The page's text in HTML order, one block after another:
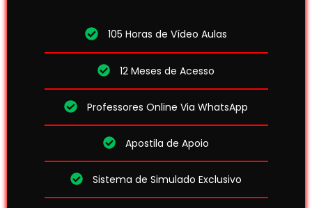
105 Horas de Vídeo Aulas
12 Meses de Acesso
Professores Online Via WhatsApp
Apostila de Apoio
Sistema de Simulado Exclusivo